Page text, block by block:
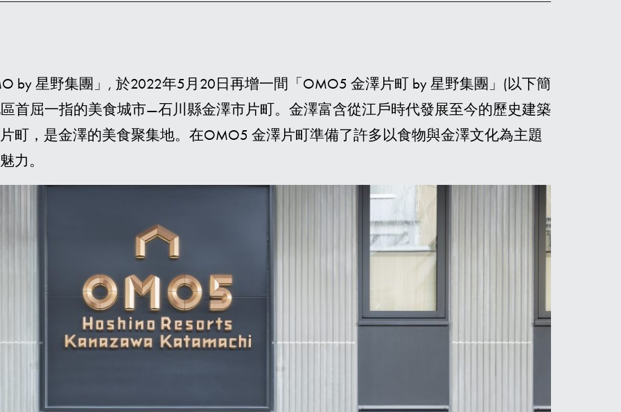
by 星野集團」, 於2022年5月20日再增一間「OMO5 金澤片町 by 星野集團」(以下簡
首屈一指的美食城市—石川縣金澤市片町。金澤富含從江戶時代發展至今的歷史建築
町，是金澤的美食聚集地。在OMO5 金澤片町準備了許多以食物與金澤文化為主題
力。